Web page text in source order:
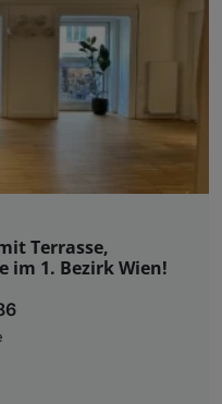
Terrasse,
im 1. Bezirk Wien!